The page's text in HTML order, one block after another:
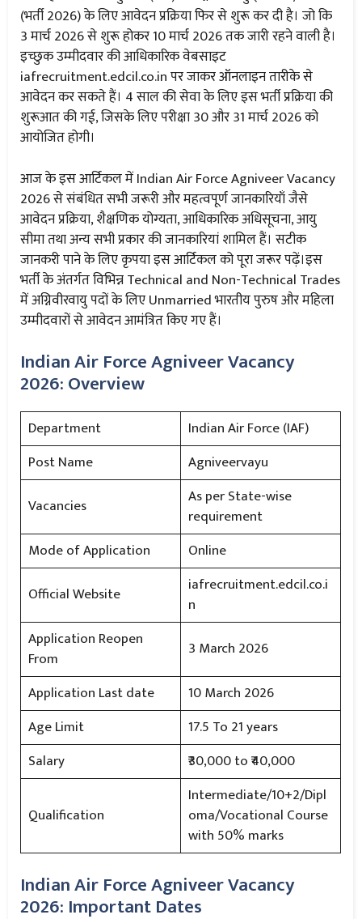
(भर्ती 2026) के लिए आवेदन प्रक्रिया फिर से शुरू कर दी है। जो कि
3 मार्च 2026 से शुरू होकर 10 मार्च 2026 तक जारी रहने वाली है।
इच्छुक उम्मीदवार की आधिकारिक वेबसाइट
iafrecruitment.edcil.co.in पर जाकर ऑनलाइन तारीके से
आवेदन कर सकते हैं। 4 साल की सेवा के लिए इस भर्ती प्रक्रिया की
शुरूआत की गई, जिसके लिए परीक्षा 30 और 31 मार्च 2026 को
आयोजित होगी।
आज के इस आर्टिकल में Indian Air Force Agniveer Vacancy
2026 से संबंधित सभी जरूरी और महत्वपूर्ण जानकारियाँ जैसे
आवेदन प्रक्रिया, शैक्षणिक योग्यता, आधिकारिक अधिसूचना, आयु
सीमा तथा अन्य सभी प्रकार की जानकारियां शामिल हैं। सटीक
जानकरी पाने के लिए कृपया इस आर्टिकल को पूरा जरूर पढ़ें।इस
भर्ती के अंतर्गत विभिन्न Technical and Non-Technical Trades
में अग्निवीरवायु पदों के लिए Unmarried भारतीय पुरुष और महिला
उम्मीदवारों से आवेदन आमंत्रित किए गए हैं।
Indian Air Force Agniveer Vacancy
2026: Overview
Department
Indian Air Force (IAF)
Post Name
Agniveervayu
Vacancies
As per State-wise
requirement
Mode of Application
Online
Official Website
iafrecruitment.edcil.co.i
n
Application Reopen
From
3 March 2026
Application Last date
10 March 2026
Age Limit
17.5 To 21 years
Salary
₹30,000 to ₹40,000
Qualification
Intermediate/10+2/Dipl
oma/Vocational Course
with 50% marks
Indian Air Force Agniveer Vacancy
2026: Important Dates